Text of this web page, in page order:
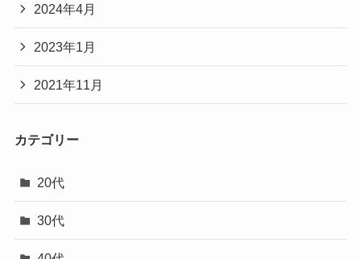
2024年4月
2023年1月
2021年11月
カテゴリー
20代
30代